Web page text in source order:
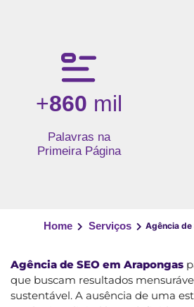
+860 mil
Palavras na
Primeira Página
Home Serviços Agência de
Agência de SEO em Arapongas
que buscam resultados
sustentável. A ausência de uma